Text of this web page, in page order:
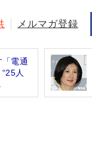
メルマガ登録
電通
人